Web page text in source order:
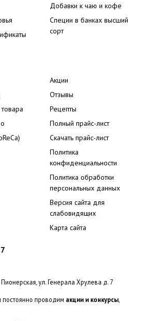
Добавки к чаю и кофе
Специи в банках высший
сорт
Акции
Отзывы
Рецепты
Полный прайс-лист
Скачать прайс-лист
Политика
конфиденциальности
Политика обработки
персональных данных
Версия сайта для
слабовидящих
Карта сайта
ул. Генерала Хрулева д. 7
проводим акции и конкурсы